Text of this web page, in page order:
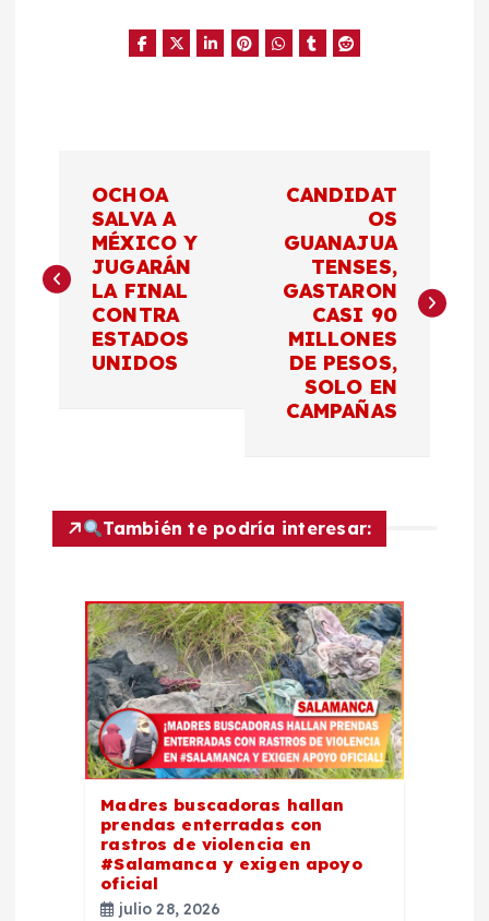
v
c
OCHOA
SALVA A
MÉXICO Y
JUGARÁN
LA FINAL
CONTRA
ESTADOS
UNIDOS
CANDIDAT
OS
GUANAJUA
TENSES,
GASTARON
CASI 90
MILLONES
DE PESOS,
SOLO EN
CAMPAÑAS
También te podría interesar:
Madres buscadoras hallan
prendas enterradas con
rastros de violencia en
#Salamanca y exigen apoyo
oficial
julio 28, 2026